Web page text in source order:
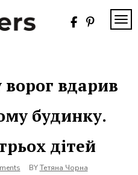
вдарив
будинку.
дітей
BYТетяна Чорна